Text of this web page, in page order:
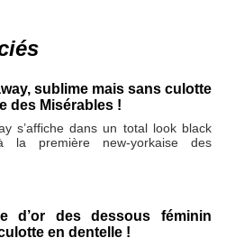
sublime mais sans culotte
des Misérables !
s’affiche dans un total look black
la première new-yorkaise des
d’or des dessous féminin
en dentelle !